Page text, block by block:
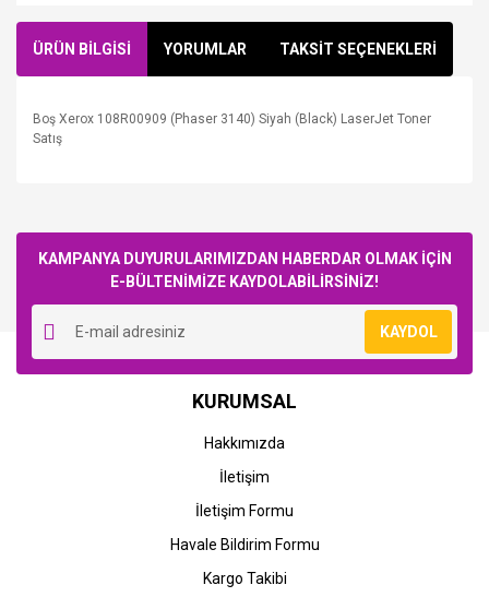
ÜRÜN BİLGİSİ YORUMLAR TAKSİT SEÇENEKLERİ
Boş Xerox 108R00909 (Phaser 3140) Siyah (Black) LaserJet Toner
Satış
KAMPANYA DUYURULARIMIZDAN HABERDAR OLMAK İÇİN
E-BÜLTENİMİZE KAYDOLABİLİRSİNİZ!
KAYDOL
KURUMSAL
Hakkımızda
İletişim
İletişim Formu
Havale Bildirim Formu
Kargo Takibi